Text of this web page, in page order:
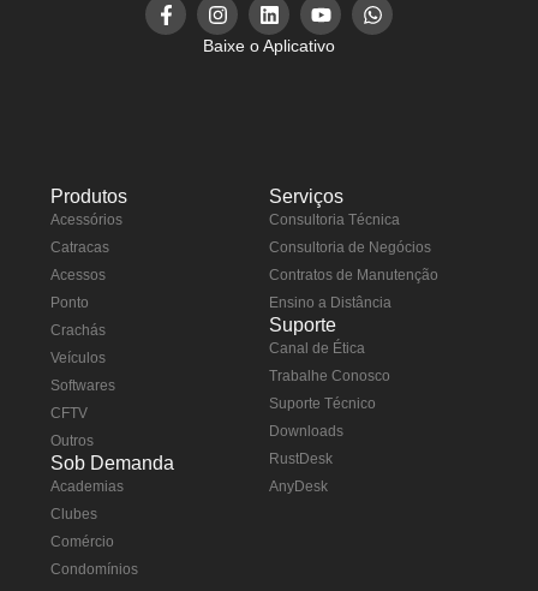
Baixe o Aplicativo
Produtos
Acessórios
Catracas
Acessos
Ponto
Crachás
Veículos
Softwares
CFTV
Outros
Sob Demanda
Academias
Clubes
Comércio
Condomínios
Serviços
Consultoria Técnica
Consultoria de Negócios
Contratos de Manutenção
Ensino a Distância
Suporte
Canal de Ética
Trabalhe Conosco
Suporte Técnico
Downloads
RustDesk
AnyDesk